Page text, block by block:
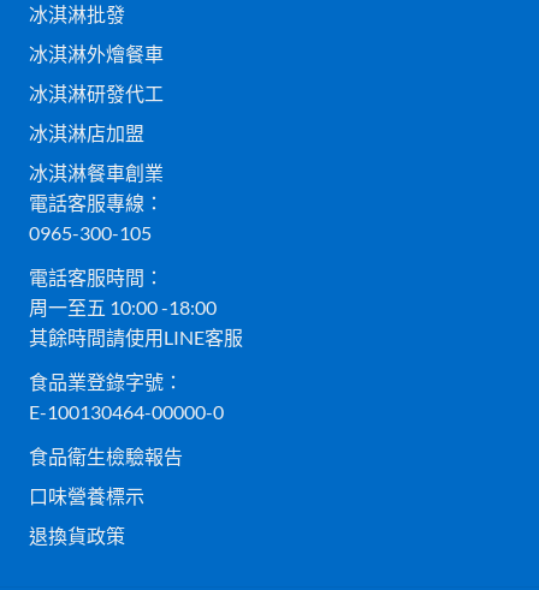
冰淇淋批發
冰淇淋外燴餐車
冰淇淋研發代工
冰淇淋店加盟
冰淇淋餐車創業
電話客服專線：
0965-300-105
電話客服時間：
周一至五 10:00 -18:00
其餘時間請使用LINE客服
食品業登錄字號：
E-100130464-00000-0
食品衛生檢驗報告
口味營養標示
退換貨政策